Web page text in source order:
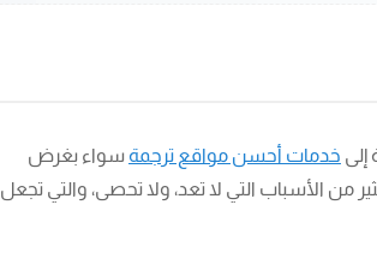
إلى خدمات أحسن مواقع ترجمة سواء بغرض
من الأسباب التي لا تعد، ولا تحصى، والتي تجعل